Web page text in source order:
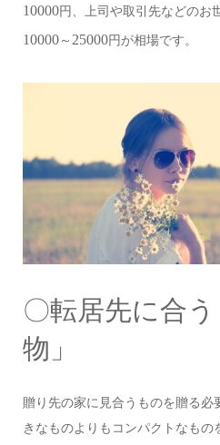
10000円、上司や取引先などのお
10000～25000円が相場です。
〇転居先に合
物」
贈り先の家に見合うものを贈る必
きなものよりもコンパクトなも